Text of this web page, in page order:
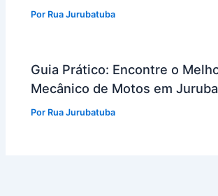
Por Rua Jurubatuba
Guia Prático: Encontre o
Mecânico de Motos em
Por Rua Jurubatuba